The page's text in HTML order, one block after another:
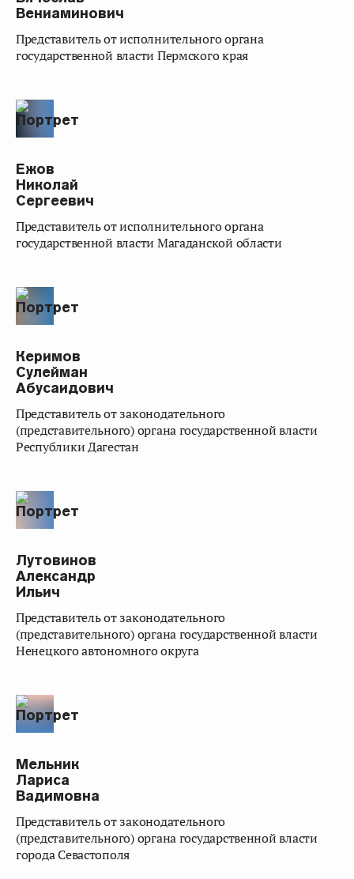
Вениаминович
представитель от исполнительного органа
государственной власти Пермского края
Ежов
Николай
Сергеевич
представитель от исполнительного органа
государственной власти Магаданской области
Керимов
Сулейман
Абусаидович
представитель от законодательного
(представительного) органа государственной власти
Республики Дагестан
Лутовинов
Александр
Ильич
представитель от законодательного
(представительного) органа государственной власти
Ненецкого автономного округа
Мельник
Лариса
Вадимовна
представитель от законодательного
(представительного) органа государственной власти
города Севастополя